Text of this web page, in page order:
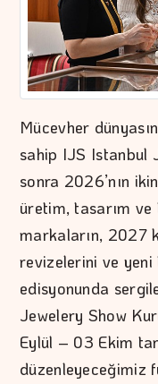
Mücevher
sahip IJS Istanbul
sonra 2026’nın
üretim, tasarım
markaların, 2027
revizelerini ve yeni
edisyonunda
Jewelery Show
Eylül – 03 Ekim
düzenleyeceğimiz